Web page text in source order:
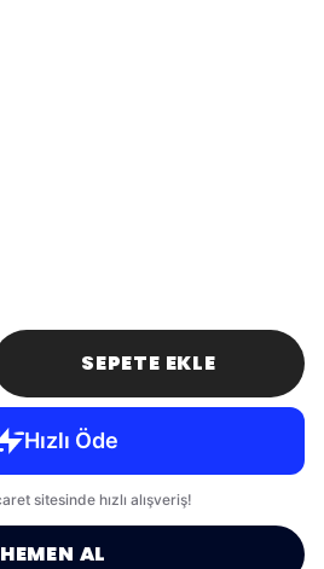
SEPETE EKLE
HEMEN AL